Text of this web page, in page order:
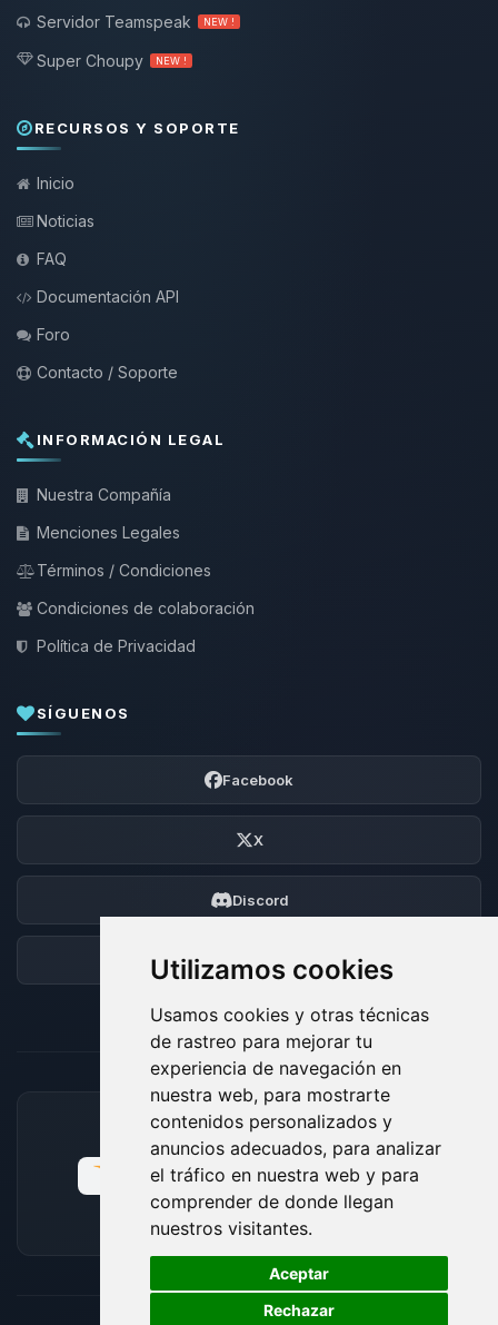
Utilizamos cookies
Usamos cookies y otras técnicas
de rastreo para mejorar tu
experiencia de navegación en
nuestra web, para mostrarte
contenidos personalizados y
anuncios adecuados, para analizar
el tráfico en nuestra web y para
comprender de donde llegan
nuestros visitantes.
Aceptar
Rechazar
Servidor Teamspeak
NEW !
Super Choupy NEW !
RECURSOS Y SOPORTE
Inicio
Noticias
FAQ
Documentación API
Foro
Contacto / Soporte
INFORMACIÓN LEGAL
Nuestra Compañía
Menciones Legales
Términos / Condiciones
Condiciones de colaboración
Política de Privacidad
SÍGUENOS
Facebook
X
Discord
Foro
MÉTODOS DE PAGO ACEPTADOS
🍪